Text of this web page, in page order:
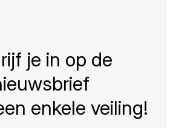
je in op de
enkele veiling!